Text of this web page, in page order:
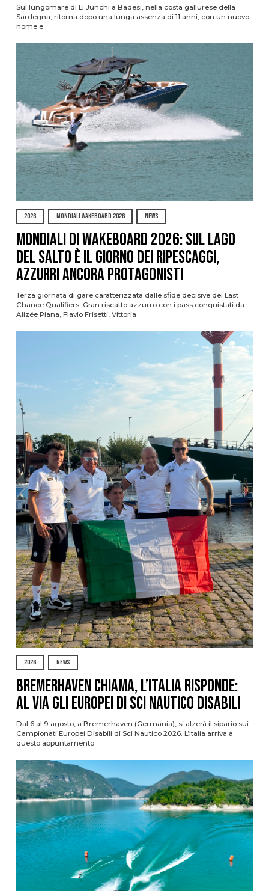
Sul lungomare di Li Junchi a Badesi, nella costa gallurese della
Sardegna, ritorna dopo una lunga assenza di 11 anni, con un nuovo
nome e
2026 MONDIALI WAKEBOARD 2026 NEWS
Mondiali di Wakeboard 2026: sul Lago
del Salto è il giorno dei ripescaggi,
azzurri ancora protagonisti
Terza giornata di gare caratterizzata dalle sfide decisive dei Last
Chance Qualifiers. Gran riscatto azzurro con i pass conquistati da
Alizée Piana, Flavio Frisetti, Vittoria
2026 NEWS
Bremerhaven chiama, l’Italia risponde:
al via gli Europei di Sci Nautico Disabili
Dal 6 al 9 agosto, a Bremerhaven (Germania), si alzerà il sipario sui
Campionati Europei Disabili di Sci Nautico 2026. L’Italia arriva a
questo appuntamento